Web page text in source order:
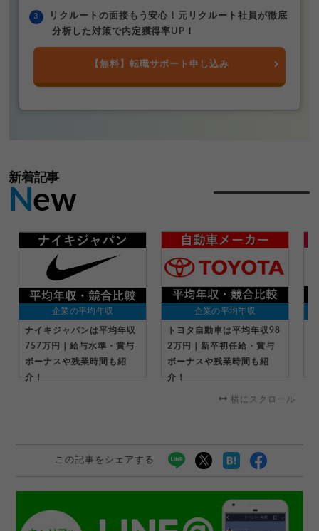
リクルートの面接もう安心！元リクルート社員が徹底
分析した対策で内定獲得率UP！
【無料】転職サポート申し込み
新着記事
New
企業の平均年収
ナイキジャパンは平均年収
757万円｜給与水準・賞与
ボーナスや残業時間も紹
介！
企業の平均年収
トヨタ自動車は平均年収98
2万円｜新卒初任給・賞与
ボーナスや残業時間も紹
介！
横にスクロール
この記事をシェアする